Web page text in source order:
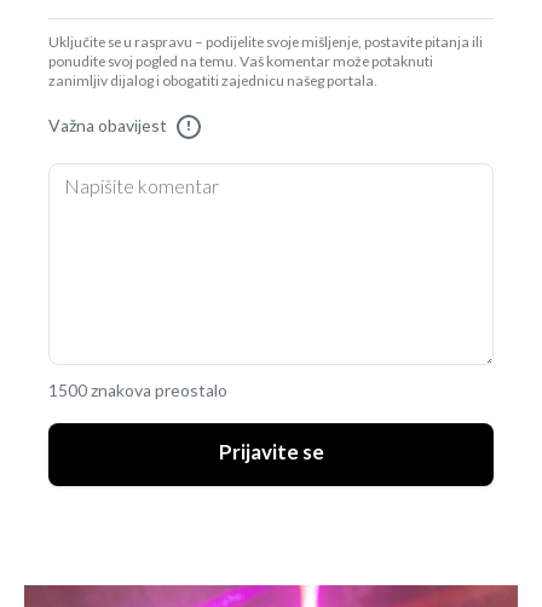
Uključite se u raspravu – podijelite svoje mišljenje, postavite pitanja ili
ponudite svoj pogled na temu. Vaš komentar može potaknuti
zanimljiv dijalog i obogatiti zajednicu našeg portala.
Važna obavijest !
1500 znakova preostalo
Prijavite se